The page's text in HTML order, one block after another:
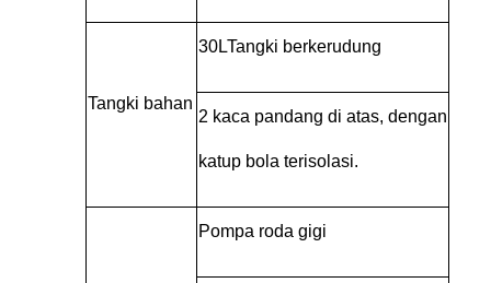
Tangki bahan
30LTangki berkerudung
2 kaca pandang di atas, dengan
katup bola terisolasi.
Pompa roda gigi